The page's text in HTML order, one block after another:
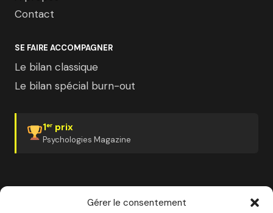
Gérer le consentement
Contact
SE FAIRE ACCOMPAGNER
Le bilan classique
Le bilan spécial burn-out
1er prix
Psychologies Magazine